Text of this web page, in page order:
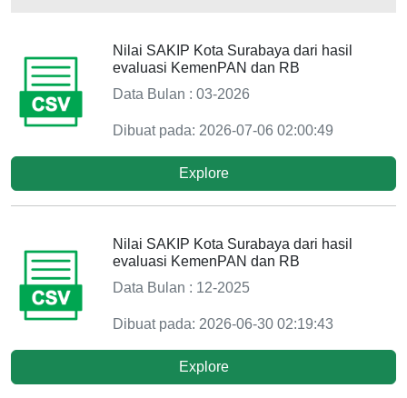
Nilai SAKIP Kota Surabaya dari hasil
evaluasi KemenPAN dan RB
Data Bulan : 03-2026
Dibuat pada: 2026-07-06 02:00:49
Explore
Nilai SAKIP Kota Surabaya dari hasil
evaluasi KemenPAN dan RB
Data Bulan : 12-2025
Dibuat pada: 2026-06-30 02:19:43
Explore